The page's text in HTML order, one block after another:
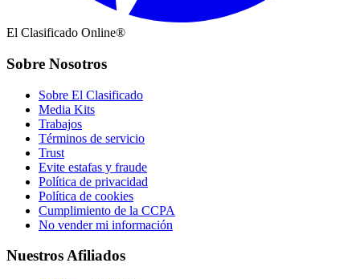
El Clasificado Online®
Sobre Nosotros
Sobre El Clasificado
Media Kits
Trabajos
Términos de servicio
Trust
Evite estafas y fraude
Política de privacidad
Política de cookies
Cumplimiento de la CCPA
No vender mi información
Nuestros Afiliados